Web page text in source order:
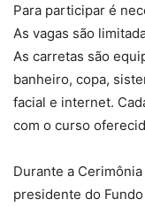
Para participar é
As vagas são
As carretas são
banheiro, copa,
facial e internet.
com o curso
Durante a
presidente do